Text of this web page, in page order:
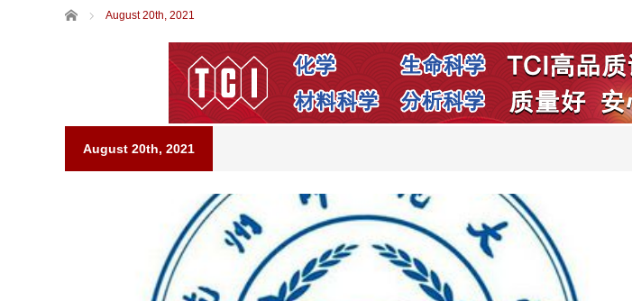
Home August 20th, 2021
August 20th, 2021